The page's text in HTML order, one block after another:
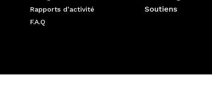
Rapports d’activité
F.A.Q
Soutiens